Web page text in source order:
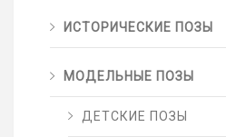
ИСТОРИЧЕСКИЕ ПОЗЫ
МОДЕЛЬНЫЕ ПОЗЫ
ДЕТСКИЕ ПОЗЫ